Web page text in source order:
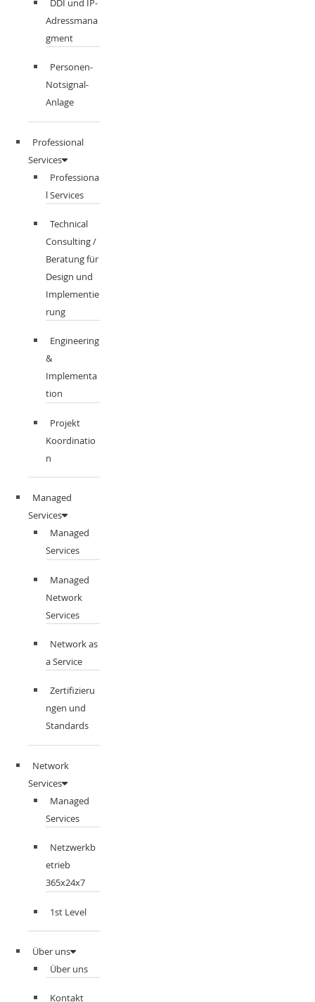
DDI und IP-
Adressmana
gment​
Personen-
Notsignal-
Anlage
Professional
Services
Professiona
l Services
Technical
Consulting /
Beratung für
Design und
Implementie
rung
Engineering
&
Implementa
tion
Projekt
Koordinatio
n
Managed
Services
Managed
Services
Managed
Network
Services
Network as
a Service
Zertifizieru
ngen und
Standards
Network
Services
Managed
Services
Netzwerkb
etrieb
365x24x7
1st Level
Über uns
Über uns
Kontakt